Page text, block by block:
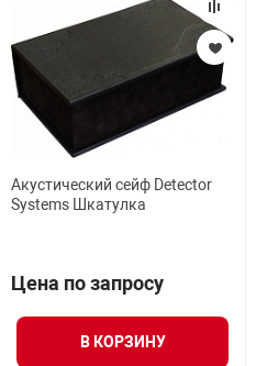
оборудование
Акустический сейф Detector
Systems Шкатулка
Цена по запросу
В КОРЗИНУ